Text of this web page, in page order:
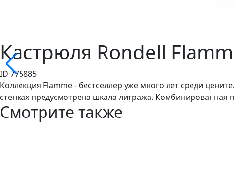
Кастрюля Rondell
ID 775885
Коллекция Flamme - бестселлер уже много лет среди
стенках предусмотрена шкала литража. Комбинированная
Смотрите также